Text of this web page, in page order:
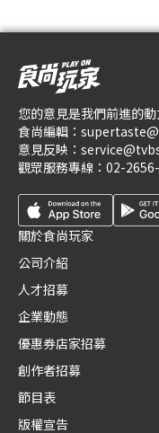
您的意見是我們前進的
食尚編輯：
意見反映：
觀眾服務專線： 02-
關於食尚玩家
公司介紹
人才招募
企業動態
優惠券店家招募
創作者招募
節目表
版權宣告